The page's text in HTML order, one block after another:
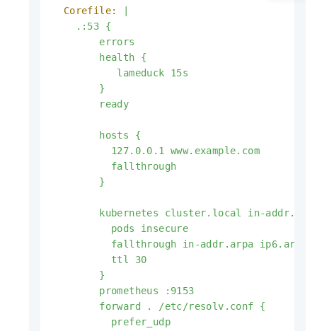
Corefile:
    .:53 {
        errors
        health {
           lameduck 15s
        }
        ready
        hosts {
          127.0.0.1 www.example.com
          fallthrough
        }
kubernetes cluster.local in-
          pods insecure
          fallthrough in-addr.arpa ip6.arpa
          ttl 30
        }
        prometheus :9153
        forward . /etc/resolv.conf {
          prefer_udp